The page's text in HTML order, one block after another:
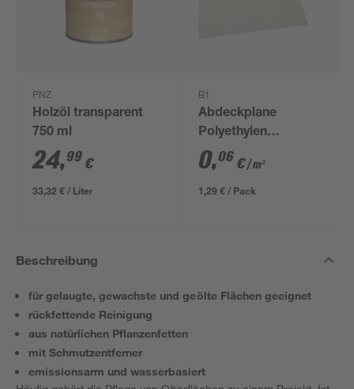
PNZ
Holzöl transparent
750 ml
24,99 €
33,32 € / Liter
B1
Abdeckplane
Polyethylen
transparent 4 x 5 m
0,06 €/ m²
1,29 € / Pack
Beschreibung
für gelaugte, gewachste und geölte Flächen geeignet
rückfettende Reinigung
aus natürlichen Pflanzenfetten
mit Schmutzentferner
emissionsarm und wasserbasiert